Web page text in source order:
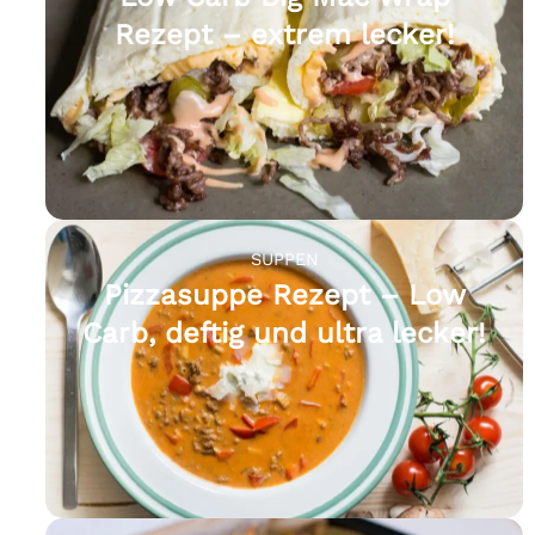
Rezept – extrem lecker!
SUPPEN
Pizzasuppe Rezept – Low
Carb, deftig und ultra lecker!